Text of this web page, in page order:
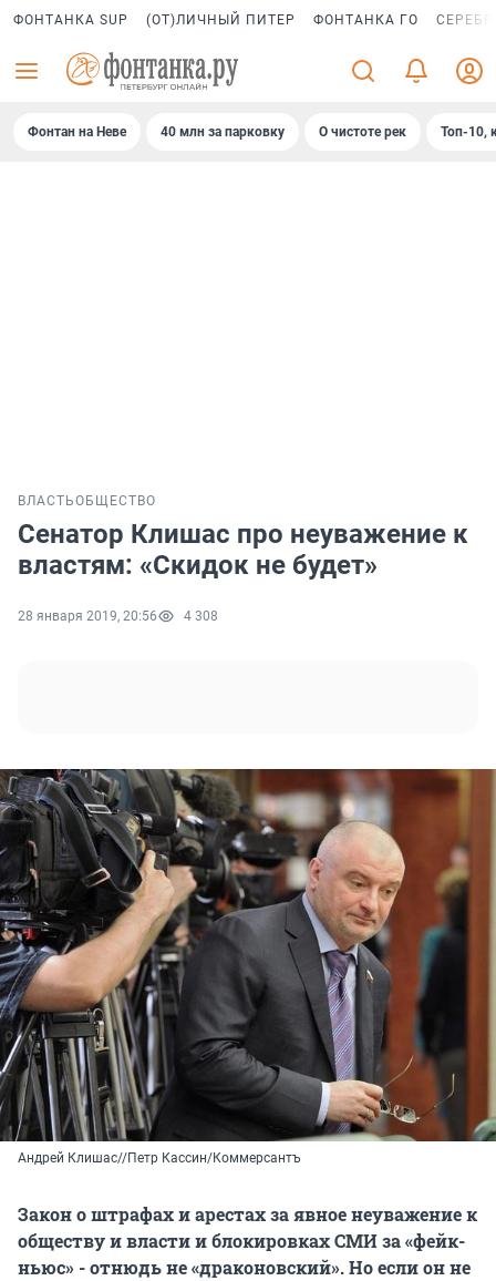
ФОНТАНКА SUP (ОТ)ЛИЧНЫЙ ПИТЕР ФОНТАНКА ГО
Фонтан на Неве 40 млн за парковку О чистоте рек Топ-10,
ВЛАСТЬОБЩЕСТВО
Сенатор Клишас про неуважение к
властям: «Скидок не будет»
28 января 2019, 20:56 4 308
Андрей Клишас//Петр Кассин/Коммерсантъ
Закон о штрафах и арестах за явное неуважение к
обществу и власти и блокировках СМИ за «фейк-
ньюс» - отнюдь не «драконовский». Но если он не